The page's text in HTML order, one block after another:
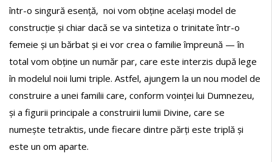
într-o singură esență, noi vom obține același model de
construcție și chiar dacă se va sintetiza o trinitate într-o
femeie și un bărbat și ei vor crea o familie împreună — în
total vom obține un număr par, care este interzis după lege
în modelul noii lumi triple. Astfel, ajungem la un nou model de
construire a unei familii care, conform voinței lui Dumnezeu,
și a figurii principale a construirii lumii Divine, care se
numește tetraktis, unde fiecare dintre părți este triplă și
este un om aparte.